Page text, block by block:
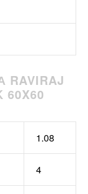
RAVIRAJ
60X60
1.08
4